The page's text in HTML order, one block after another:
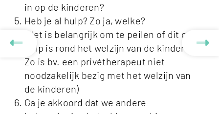
in op de kinderen?
Heb je al hulp? Zo ja, welke?
(Het is belangrijk om te peilen of dit ook
hulp is rond het welzijn van de kinderen.
Zo is bv. een privétherapeut niet
noodzakelijk bezig met het welzijn van
de kinderen)
Ga je akkoord dat we andere